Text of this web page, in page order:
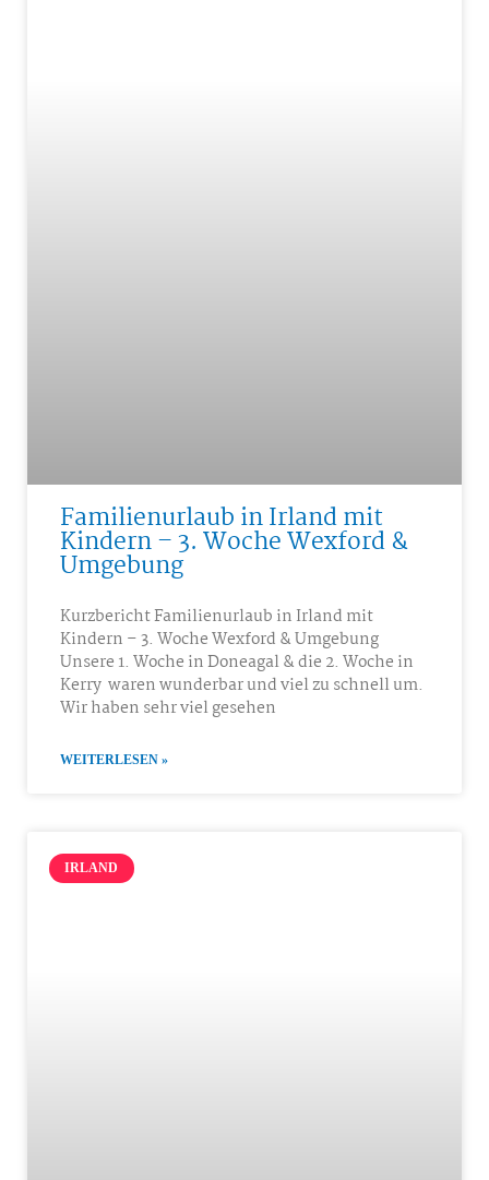
Familienurlaub in Irland mit
Kindern – 3. Woche Wexford &
Umgebung
Kurzbericht Familienurlaub in Irland mit
Kindern – 3. Woche Wexford & Umgebung
Unsere 1. Woche in Doneagal & die 2. Woche in
Kerry waren wunderbar und viel zu schnell um.
Wir haben sehr viel gesehen
WEITERLESEN »
IRLAND